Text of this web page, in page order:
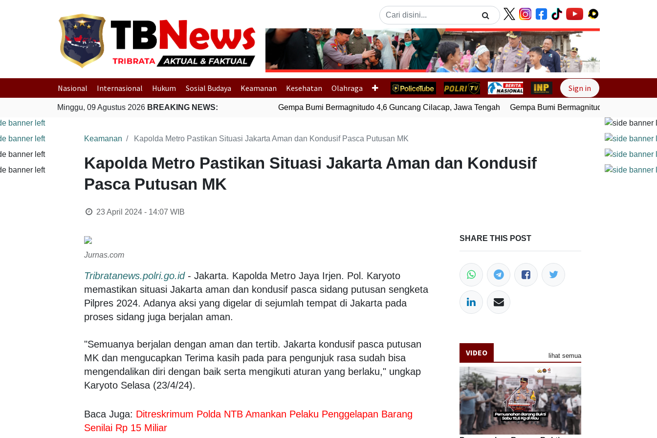
Previous Next
Nasional Internasional Hukum Sosial Budaya Keamanan Kesehatan Olahraga Sign in
Minggu, 09 Agustus 2026 BREAKING NEWS: Gempa Bumi Bermagnitudo 4,6 Guncang Cilacap, Jawa Tengah Gempa Bumi Bermagnitudo 3,0 Guncang
Keamanan Kapolda Metro Pastikan Situasi Jakarta Aman dan Kondusif Pasca Putusan MK
Kapolda Metro Pastikan Situasi Jakarta Aman dan Kondusif
Pasca Putusan MK
23 April 2024 - 14:07 WIB
Jurnas.com
Tribratanews.polri.go.id- Jakarta. Kapolda Metro Jaya Irjen. Pol. Karyoto
memastikan situasi Jakarta aman dan kondusif pasca sidang putusan sengketa
Pilpres 2024. Adanya aksi yang digelar di sejumlah tempat di Jakarta pada
proses sidang juga berjalan aman.
"Semuanya berjalan dengan aman dan tertib. Jakarta kondusif pasca putusan
MK dan mengucapkan Terima kasih pada para pengunjuk rasa sudah bisa
mengendalikan diri dengan baik serta mengikuti aturan yang berlaku," ungkap
Karyoto Selasa (23/4/24).
Baca Juga: Ditreskrimum Polda NTB Amankan Pelaku Penggelapan Barang
Senilai Rp 15 Miliar
SHARE THIS POST
VIDEO lihat semua